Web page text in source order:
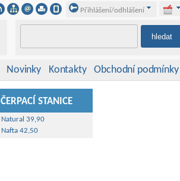
Přihlášení/odhlášení
Novinky Kontakty Obchodní podmínky
ČERPACÍ STANICE
Natural 39,90
Nafta 42,50